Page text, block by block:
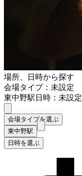
場所、日時から探す
会場タイプ：未設定
東中野駅日時：未設定
会場タイプを選ぶ
東中野駅
日時を選ぶ